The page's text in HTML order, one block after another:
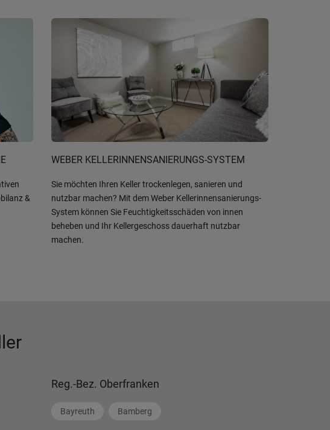
&
WEBER KELLERINNENSANIERUNGS-SYSTEM
Sie möchten Ihren Keller trockenlegen, sanieren und
nutzbar machen? Mit dem Weber Kellerinnensanierungs-
System können Sie Feuchtigkeitsschäden von innen
beheben und Ihr Kellergeschoss dauerhaft nutzbar
machen.
Reg.-Bez. Oberfranken
Bayreuth Bamberg